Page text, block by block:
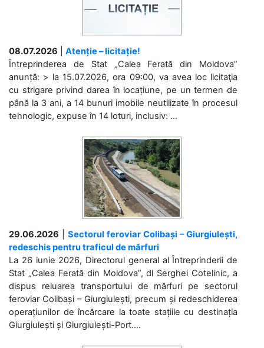
08.07.2026
Atenție – licitație!
Întreprinderea de Stat „Calea Ferată din Moldova”
anunță: > la 15.07.2026, ora 09:00, va avea loc licitaţia
cu strigare privind darea în locațiune, pe un termen de
până la 3 ani, a 14 bunuri imobile neutilizate în procesul
tehnologic, expuse în 14 loturi, inclusiv: ...
29.06.2026
Sectorul feroviar Colibași – Giurgiulești,
redeschis pentru traficul de mărfuri
La 26 iunie 2026, Directorul general al Întreprinderii de
Stat „Calea Ferată din Moldova”, dl Serghei Cotelinic, a
dispus reluarea transportului de mărfuri pe sectorul
feroviar Colibași – Giurgiulești, precum și redeschiderea
operațiunilor de încărcare la toate stațiile cu destinația
Giurgiulești și Giurgiulești-Port....